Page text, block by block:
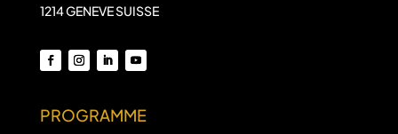
1214 GENEVE SUISSE
PROGRAMME